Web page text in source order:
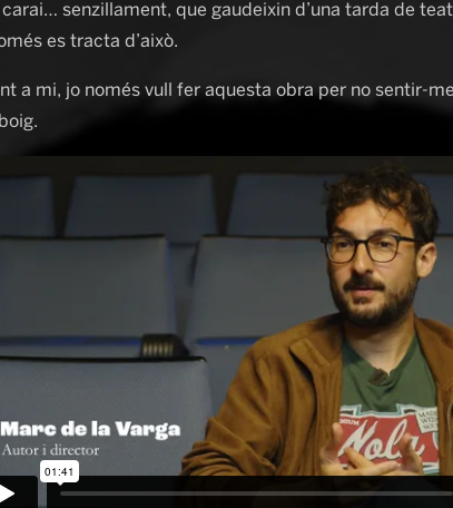
senzillament, que gaudeixin d’una tarda de
es tracta d’això.
a mi, jo només vull fer aquesta obra per no sentir-